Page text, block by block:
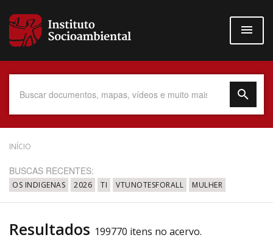
para
conteúdo
Data do Documento
Até
INÍCIO
BUSCAS RECENTES:
OS INDIGENAS 2026 TI VTUNOTESFORALL MULHER
Resultados 199770 itens no acervo.